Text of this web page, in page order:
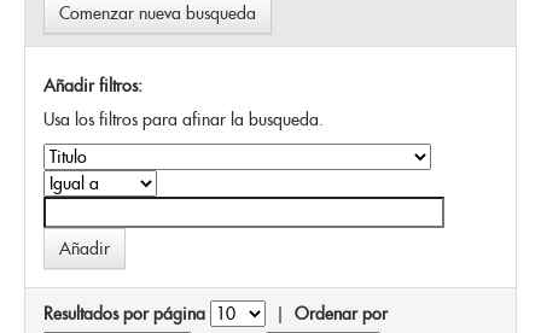
Comenzar nueva busqueda
Añadir filtros:
Usa los filtros para afinar la busqueda.
Resultados por página | Ordenar por